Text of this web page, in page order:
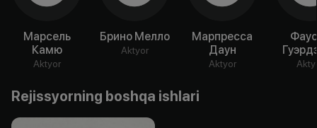
Марсель
Камю
Aktyor
Брино Мелло
Aktyor
Марпресса
Даун
Aktyor
Rejissyorning boshqa ishlari